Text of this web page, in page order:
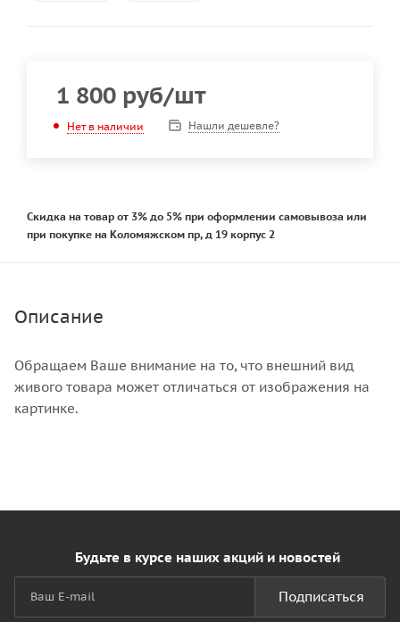
1 800 руб/шт
Нет в наличии Нашли дешевле?
Скидка на товар от 3% до 5% при оформлении самовывоза или
при покупке на Коломяжском пр, д 19 корпус 2
Описание
Обращаем Ваше внимание на то, что внешний вид
живого товара может отличаться от изображения на
картинке.
Будьте в курсе наших акций и новостей
Подписаться